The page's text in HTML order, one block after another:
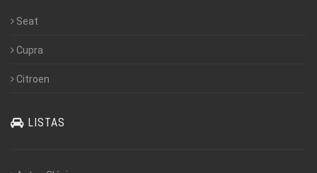
Seat
Cupra
Citroen
LISTAS